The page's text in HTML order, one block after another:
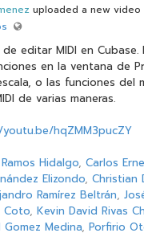
uploaded a new video
editar MIDI en Cubase.
en la ventana de
o las funciones del
de varias maneras.
hqZMM3pucZY
Hidalgo, Carlos
Elizondo, Christian
Ramírez Beltrán,
Coto, Kevin David Rivas
Medina, Porfirio